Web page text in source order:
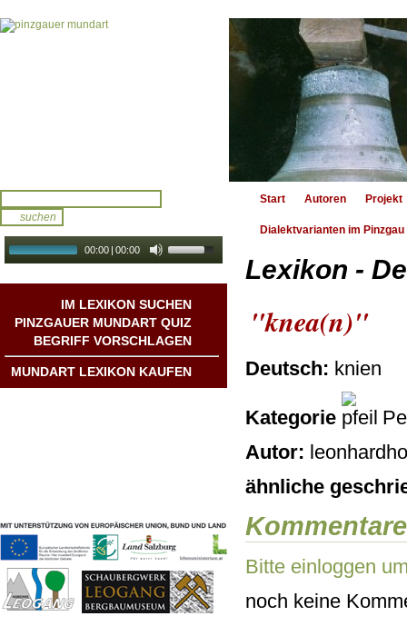
00:00 | 00:00
IM LEXIKON SUCHEN
PINZGAUER MUNDART QUIZ
BEGRIFF VORSCHLAGEN
MUNDART LEXIKON KAUFEN
Start Autoren Projekt
Dialektvarianten im Pinzgau
Lexikon -
"knea(n)"
Deutsch: knien
Kategorie
Autor:
ähnliche
Kommentare
Bitte einloggen
noch keine